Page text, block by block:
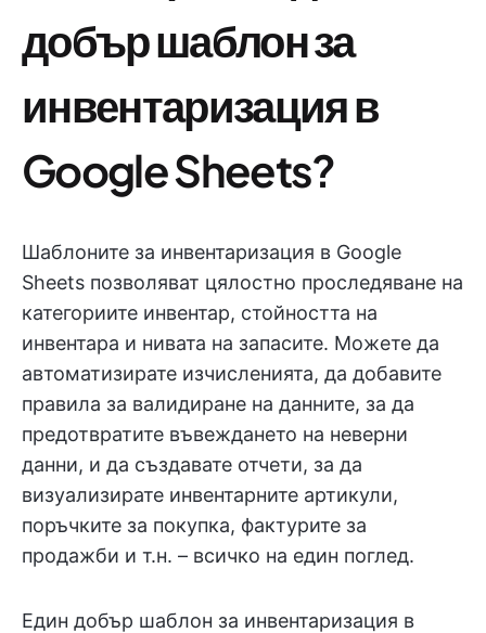
добър шаблон за
инвентаризация в
Google Sheets?
Шаблоните за инвентаризация в Google
Sheets позволяват цялостно проследяване на
категориите инвентар, стойността на
инвентара и нивата на запасите. Можете да
автоматизирате изчисленията, да добавите
правила за валидиране на данните, за да
предотвратите въвеждането на неверни
данни, и да създавате отчети, за да
визуализирате инвентарните артикули,
поръчките за покупка, фактурите за
продажби и т.н. – всичко на един поглед.
Един добър шаблон за инвентаризация в